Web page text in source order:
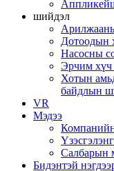
шийдэл
Дотоодын
Насосны
Эрчим хүч
Хотын
байдлын
VR
Мэдээ
Салбарын
Бидэнтэй